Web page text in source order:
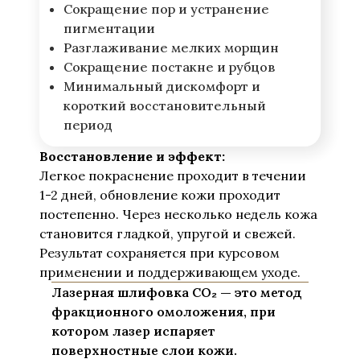
Сокращение пор и устранение
пигментации
Разглаживание мелких морщин
Сокращение постакне и рубцов
Минимальный дискомфорт и
короткий восстановительный
период
Восстановление и эффект:
Легкое покраснение проходит в течении
1-2 дней, обновление кожи проходит
постепенно. Через несколько недель кожа
становится гладкой, упругой и свежей.
Результат сохраняется при курсовом
применении и поддерживающем уходе.
Лазерная шлифовка CO₂ — это метод
фракционного омоложения, при
котором лазер испаряет
поверхностные слои кожи.